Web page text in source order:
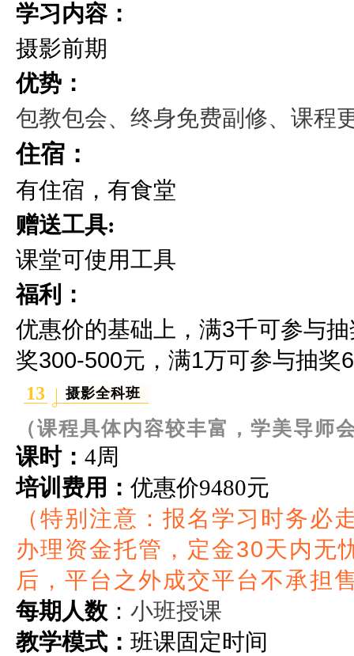
学习内容：
摄影前期
优势：
包教包会、终身免费副修、课程
住宿：
有住宿，有食堂
赠送工具:
课堂可使用工具
福利：
优惠价的基础上，满3千可参与
奖300-500元，满1万可参与抽奖
13 摄影全科班
（课程具体内容较丰富，学美导师
课时： 4周
培训费用： 优惠价9480元
（特别注意：报名学习时务必
办理资金托管，定金30天内无
后，平台之外成交平台不承担
每期人数 ： 小班授课
教学模式： 班课固定时间